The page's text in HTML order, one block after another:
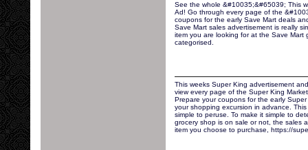
See the whole &#10035;&#65039; This
Ad! Go through every page of the
coupons for the early Save Mart deals
Save Mart sales advertisement is really
item you are looking for at the Save Mart
categorised.
This weeks Super King advertisement
view every page of the Super King
Prepare your coupons for the early
your shopping excursion in advance.
simple to peruse. To make it simple to
grocery shop is on sale or not, the sales
item you choose to purchase, https://